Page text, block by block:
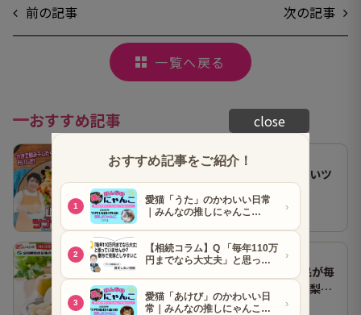
前の記事 次の記事
一覧へ戻る
おすすめ記事
山本ゆりさんのレシピ「止まらないツ
ナトマトサラダ」
● 山本ゆりさん2026.07.29
よみうりショッピング 富山県民が毎
年楽しみに待つブランド梨「呉羽梨
（幸水）」限定100箱を特別販売！
● グルメ2026.07.14
close